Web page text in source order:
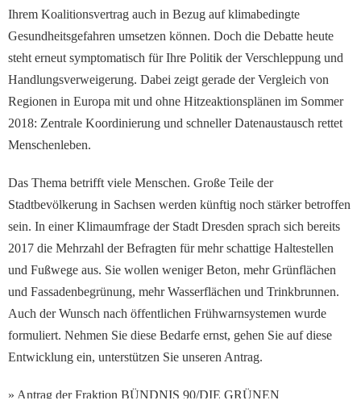
Ihrem Koalitionsvertrag auch in Bezug auf klimabedingte
Gesundheitsgefahren umsetzen können. Doch die Debatte heute
steht erneut symptomatisch für Ihre Politik der Verschleppung und
Handlungsverweigerung. Dabei zeigt gerade der Vergleich von
Regionen in Europa mit und ohne Hitzeaktionsplänen im Sommer
2018: Zentrale Koordinierung und schneller Datenaustausch rettet
Menschenleben.
Das Thema betrifft viele Menschen. Große Teile der
Stadtbevölkerung in Sachsen werden künftig noch stärker betroffen
sein. In einer Klimaumfrage der Stadt Dresden sprach sich bereits
2017 die Mehrzahl der Befragten für mehr schattige Haltestellen
und Fußwege aus. Sie wollen weniger Beton, mehr Grünflächen
und Fassadenbegrünung, mehr Wasserflächen und Trinkbrunnen.
Auch der Wunsch nach öffentlichen Frühwarnsystemen wurde
formuliert. Nehmen Sie diese Bedarfe ernst, gehen Sie auf diese
Entwicklung ein, unterstützen Sie unseren Antrag.
» Antrag der Fraktion BÜNDNIS 90/DIE GRÜNEN